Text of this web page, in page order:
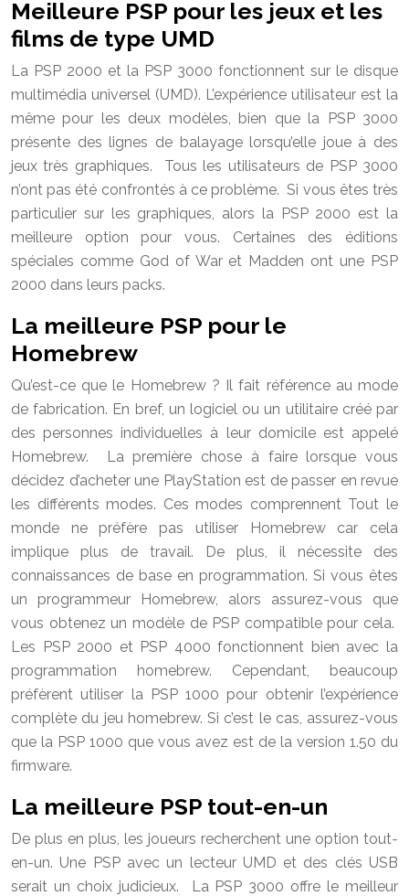
Meilleure PSP pour les jeux et les
films de type UMD
La PSP 2000 et la PSP 3000 fonctionnent sur le disque
multimédia universel (UMD). L’expérience utilisateur est la
même pour les deux modèles, bien que la PSP 3000
présente des lignes de balayage lorsqu’elle joue à des
jeux très graphiques. Tous les utilisateurs de PSP 3000
n’ont pas été confrontés à ce problème. Si vous êtes très
particulier sur les graphiques, alors la PSP 2000 est la
meilleure option pour vous. Certaines des éditions
spéciales comme God of War et Madden ont une PSP
2000 dans leurs packs.
La meilleure PSP pour le
Homebrew
Qu’est-ce que le Homebrew ? Il fait référence au mode
de fabrication. En bref, un logiciel ou un utilitaire créé par
des personnes individuelles à leur domicile est appelé
Homebrew. La première chose à faire lorsque vous
décidez d’acheter une PlayStation est de passer en revue
les différents modes. Ces modes comprennent Tout le
monde ne préfère pas utiliser Homebrew car cela
implique plus de travail. De plus, il nécessite des
connaissances de base en programmation. Si vous êtes
un programmeur Homebrew, alors assurez-vous que
vous obtenez un modèle de PSP compatible pour cela.
Les PSP 2000 et PSP 4000 fonctionnent bien avec la
programmation homebrew. Cependant, beaucoup
préfèrent utiliser la PSP 1000 pour obtenir l’expérience
complète du jeu homebrew. Si c’est le cas, assurez-vous
que la PSP 1000 que vous avez est de la version 1.50 du
firmware.
La meilleure PSP tout-en-un
De plus en plus, les joueurs recherchent une option tout-
en-un. Une PSP avec un lecteur UMD et des clés USB
serait un choix judicieux. La PSP 3000 offre le meilleur